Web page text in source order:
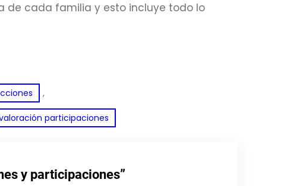
de cada familia y esto incluye todo lo
,
participaciones
y participaciones”